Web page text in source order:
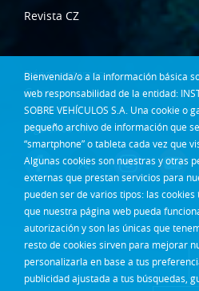
Bienvenida/o a la información básica
web responsabilidad de la entidad:
SOBRE VEHÍCULOS S.A. Una cookie o
pequeño archivo de información que
“smartphone” o tableta cada vez que
Algunas cookies son nuestras y otras
externas que prestan servicios para
pueden ser de varios tipos: las
que nuestra página web pueda
autorización y son las únicas que
resto de cookies sirven para mejorar
personalizarla en base a tus
publicidad ajustada a tus búsquedas,
Revista CZ
Dónde estamos
Contacta
Síguenos en: